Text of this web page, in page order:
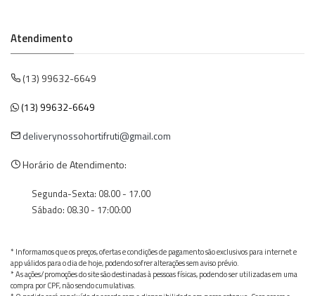
Atendimento
(13) 99632-6649
(13) 99632-6649
deliverynossohortifruti@gmail.com
Horário de Atendimento:
Segunda-Sexta: 08.00 - 17.00
Sábado: 08.30 - 17:00:00
* Informamos que os preços, ofertas e condições de pagamento são exclusivos para internet e
app válidos para o dia de hoje, podendo sofrer alterações sem aviso prévio.
* As ações/promoções do site são destinadas à pessoas físicas, podendo ser utilizadas em uma
compra por CPF, não sendo cumulativas.